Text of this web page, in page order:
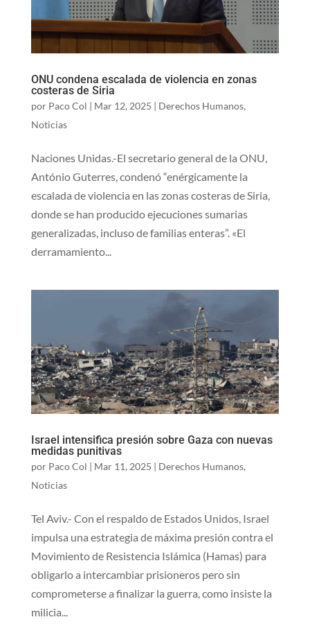
ONU condena escalada de violencia en zonas
costeras de Siria
por Paco Col | Mar 12, 2025 | Derechos Humanos,
Noticias
Naciones Unidas.-El secretario general de la ONU,
António Guterres, condenó “enérgicamente la
escalada de violencia en las zonas costeras de Siria,
donde se han producido ejecuciones sumarias
generalizadas, incluso de familias enteras”. «El
derramamiento...
Israel intensifica presión sobre Gaza con nuevas
medidas punitivas
por Paco Col | Mar 11, 2025 | Derechos Humanos,
Noticias
Tel Aviv.- Con el respaldo de Estados Unidos, Israel
impulsa una estrategia de máxima presión contra el
Movimiento de Resistencia Islámica (Hamas) para
obligarlo a intercambiar prisioneros pero sin
comprometerse a finalizar la guerra, como insiste la
milicia...